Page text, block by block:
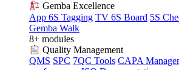
Gemba Excellence
App 6S Tagging TV 6S Board 5S
Gemba Walk
8+ modules
Quality Management
QMS SPC 7QC Tools CAPA